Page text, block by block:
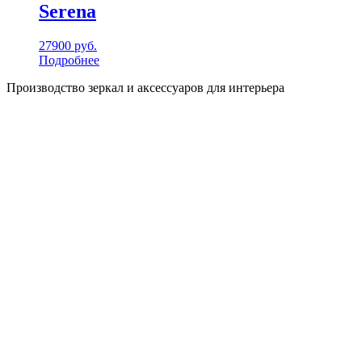
Serena
27900 руб.
Подробнее
Производство зеркал и аксессуаров для интерьера